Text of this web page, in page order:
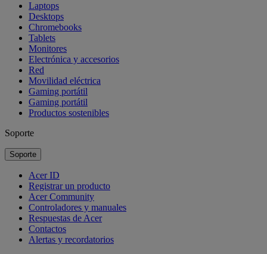
Laptops
Desktops
Chromebooks
Tablets
Monitores
Electrónica y accesorios
Red
Movilidad eléctrica
Gaming portátil
Gaming portátil
Productos sostenibles
Soporte
Soporte
Acer ID
Registrar un producto
Acer Community
Controladores y manuales
Respuestas de Acer
Contactos
Alertas y recordatorios